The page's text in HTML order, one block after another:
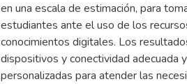
en una escala de estimación, para
estudiantes ante el uso de los
conocimientos digitales. Los
dispositivos y conectividad adecuada
personalizadas para atender las